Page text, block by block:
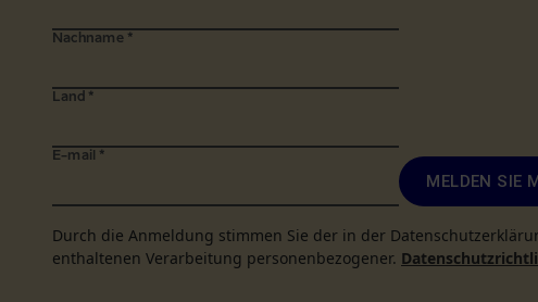
Nachname *
Land *
E-mail *
MELDEN SIE
Durch die Anmeldung stimmen Sie der in der
enthaltenen Verarbeitung personenbezogener.